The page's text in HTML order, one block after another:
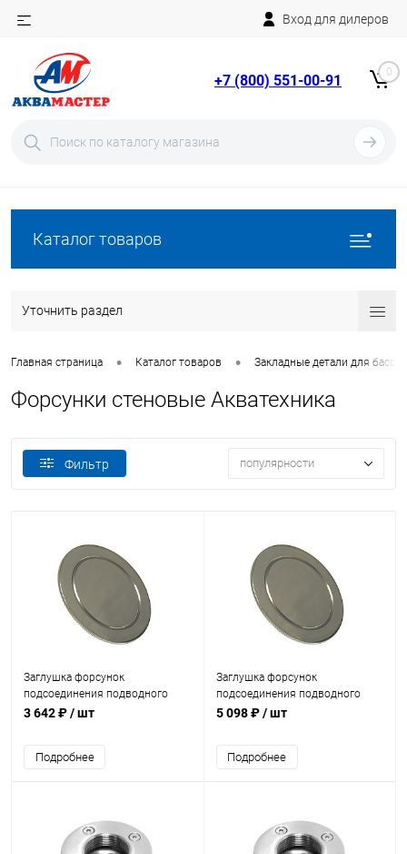
Вход для дилеров
+7 (800) 551-00-91 0
Каталог товаров
Уточнить раздел
Главная страница • Каталог товаров • Закладные детали для
Форсунки стеновые Акватехника
Фильтр популярности
Заглушка форсунок
подсоединения подводного
пылесоса Акватехника 1 1/2" НР
3 642 ₽/ шт
Подробнее
Заглушка форсунок
подсоединения подводного
пылесоса Акватехника 1 1/2" НР
5 098 ₽/ шт
Подробнее